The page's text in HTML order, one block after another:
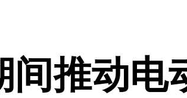
推动电